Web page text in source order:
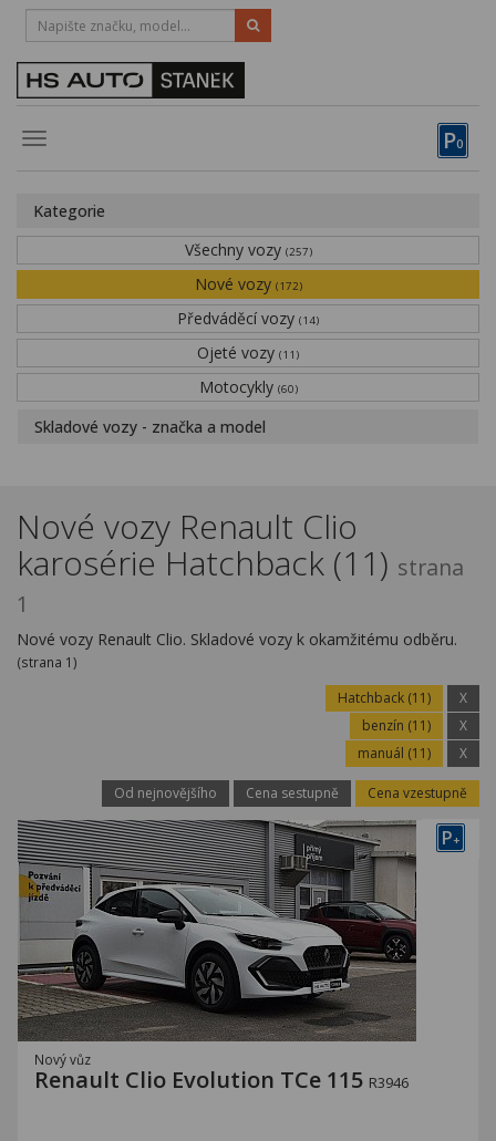
P0
Toggle
HOTLINE:
STRAKONICE-383 335 366
Obytné vozy
Financování
Novinky
Kariéra
Kontakty
Kategorie
Všechny vozy (257)
Nové vozy (172)
Předváděcí vozy (14)
Ojeté vozy (11)
Motocykly (60)
Skladové vozy - značka a model
Nové vozy Renault Clio
karosérie Hatchback (11) strana
1
Nové vozy Renault Clio. Skladové vozy k okamžitému odběru.
(strana 1)
Hatchback (11)
X
benzín (11)
X
manuál (11)
X
Od nejnovějšího Cena sestupně Cena vzestupně
P+
Nový vůz
Renault Clio Evolution TCe 115 R3946